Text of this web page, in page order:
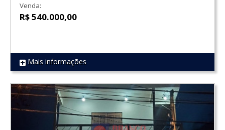
REF 1560
Venda:
R$ 540.000,00
Mais informações